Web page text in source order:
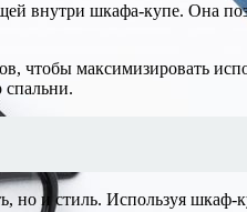
внутри шкафа-купе. Она
максимизировать
спальни.
но и стиль. Используя